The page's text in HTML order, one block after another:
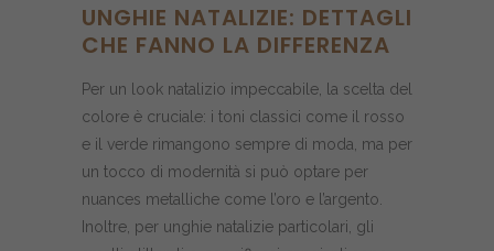
UNGHIE NATALIZIE: DETTAGLI
CHE FANNO LA DIFFERENZA
Per un look natalizio impeccabile, la scelta del
colore è cruciale: i toni classici come il rosso
e il verde rimangono sempre di moda, ma per
un tocco di modernità si può optare per
nuances metalliche come l’oro e l’argento.
Inoltre, per unghie natalizie particolari, gli